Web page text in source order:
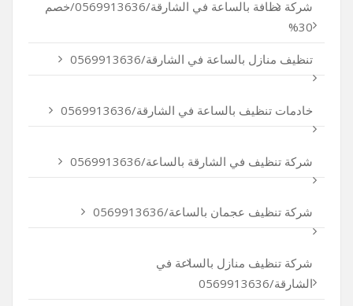
شركة نظافة بالساعة في الشارقة/0569913636/خصم
30%
تنظيف منازل بالساعة في الشارقة/0569913636
خادمات تنظيف بالساعة في الشارقة/0569913636
شركة تنظيف في الشارقة بالساعة/0569913636
شركة تنظيف عجمان بالساعة/0569913636
شركة تنظيف منازل بالساعة في
الشارقة/0569913636